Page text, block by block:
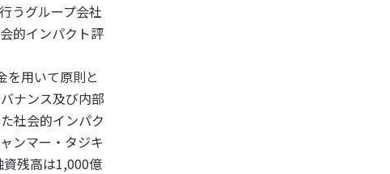
うグループ会社
的インパクト評
を用いて原則と
ナンス及び内部
社会的インパク
ンマー・タジキ
残高は1,000億